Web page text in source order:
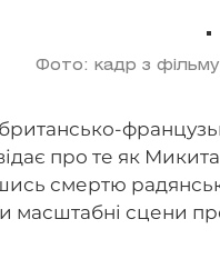
Фото: кадр з
про те як
смертю
масштабні сцени